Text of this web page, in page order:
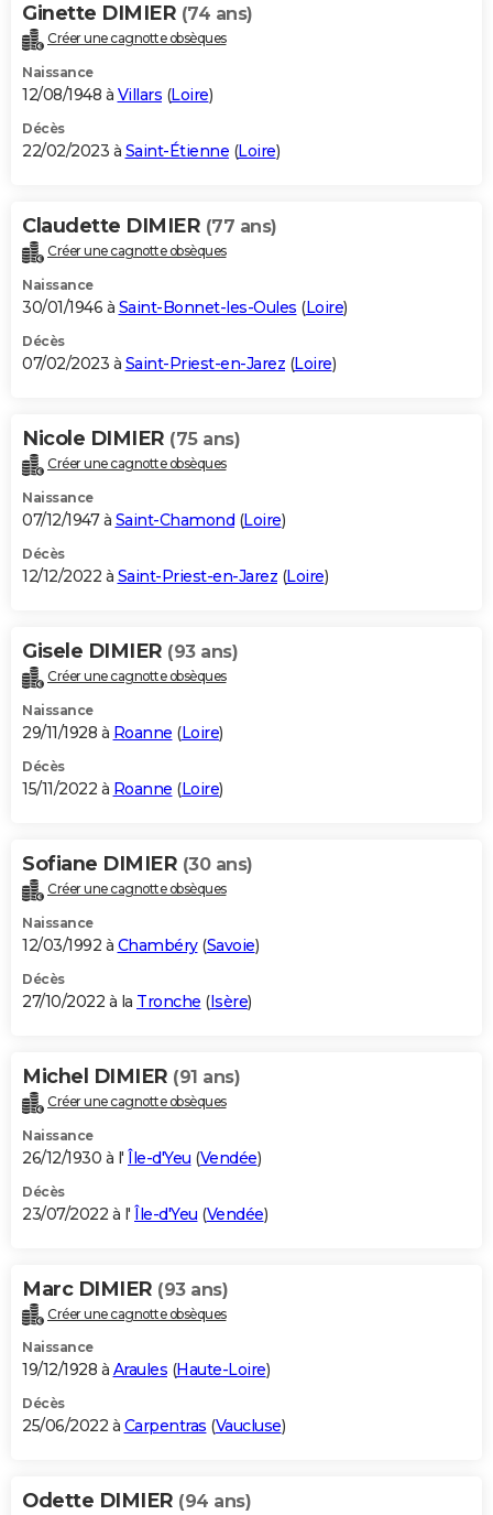
Ginette DIMIER (74 ans)
Créer une cagnotte obsèques
Naissance
12/08/1948 à Villars (Loire)
Décès
22/02/2023 à Saint-Étienne (Loire)
Claudette DIMIER (77 ans)
Créer une cagnotte obsèques
Naissance
30/01/1946 à Saint-Bonnet-les-Oules (Loire)
Décès
07/02/2023 à Saint-Priest-en-Jarez (Loire)
Nicole DIMIER (75 ans)
Créer une cagnotte obsèques
Naissance
07/12/1947 à Saint-Chamond (Loire)
Décès
12/12/2022 à Saint-Priest-en-Jarez (Loire)
Gisele DIMIER (93 ans)
Créer une cagnotte obsèques
Naissance
29/11/1928 à Roanne (Loire)
Décès
15/11/2022 à Roanne (Loire)
Sofiane DIMIER (30 ans)
Créer une cagnotte obsèques
Naissance
12/03/1992 à Chambéry(Savoie)
Décès
27/10/2022 à la Tronche (Isère)
Michel DIMIER (91 ans)
Créer une cagnotte obsèques
Naissance
26/12/1930 à l' Île-d'Yeu (Vendée)
Décès
23/07/2022 à l' Île-d'Yeu (Vendée)
Marc DIMIER (93 ans)
Créer une cagnotte obsèques
Naissance
19/12/1928 à Araules (Haute-Loire)
Décès
25/06/2022 à Carpentras (Vaucluse)
Odette DIMIER (94 ans)